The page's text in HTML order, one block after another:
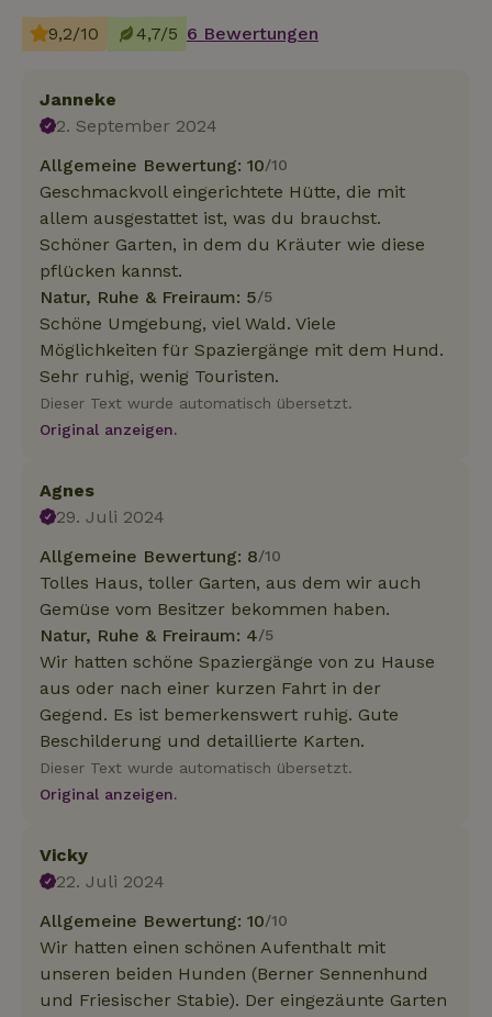
9,2/10 4,7/5 6 Bewertungen
Janneke
2. September 2024
Allgemeine Bewertung: 10/10
Geschmackvoll eingerichtete Hütte, die mit
allem ausgestattet ist, was du brauchst.
Schöner Garten, in dem du Kräuter wie diese
pflücken kannst.
Natur, Ruhe & Freiraum: 5/5
Schöne Umgebung, viel Wald. Viele
Möglichkeiten für Spaziergänge mit dem Hund.
Sehr ruhig, wenig Touristen.
Dieser Text wurde automatisch übersetzt.
Original anzeigen.
Agnes
29. Juli 2024
Allgemeine Bewertung: 8/10
Tolles Haus, toller Garten, aus dem wir auch
Gemüse vom Besitzer bekommen haben.
Natur, Ruhe & Freiraum: 4/5
Wir hatten schöne Spaziergänge von zu Hause
aus oder nach einer kurzen Fahrt in der
Gegend. Es ist bemerkenswert ruhig. Gute
Beschilderung und detaillierte Karten.
Dieser Text wurde automatisch übersetzt.
Original anzeigen.
Vicky
22. Juli 2024
Allgemeine Bewertung: 10/10
Wir hatten einen schönen Aufenthalt mit
unseren beiden Hunden (Berner Sennenhund
und Friesischer Stabie). Der eingezäunte Garten